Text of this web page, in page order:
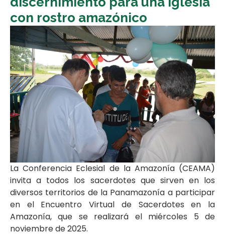
con rostro amazónico
La Conferencia Eclesial de la Amazonía (CEAMA)
invita a todos los sacerdotes que sirven en los
diversos territorios de la Panamazonía a participar
en el Encuentro Virtual de Sacerdotes en la
Amazonía, que se realizará el miércoles 5 de
noviembre de 2025.